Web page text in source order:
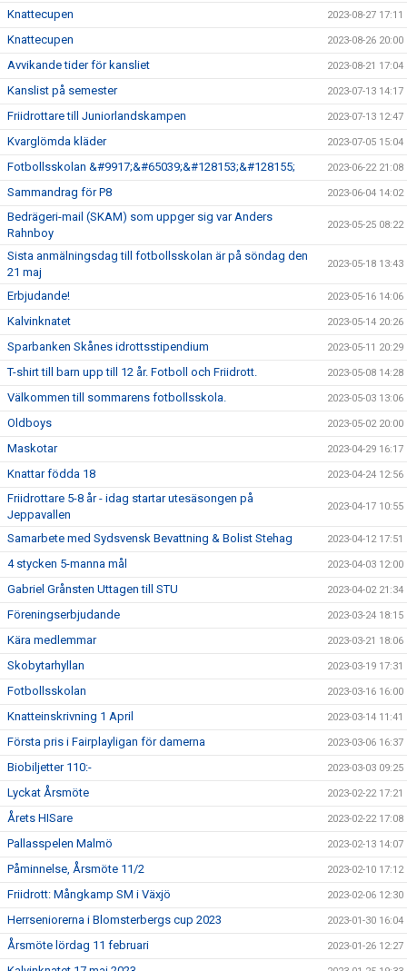
Knattecupen 2023-08-27 17:11
Knattecupen 2023-08-26 20:00
Avvikande tider för kansliet 2023-08-21 17:04
Kanslist på semester 2023-07-13 14:17
Friidrottare till Juniorlandskampen 2023-07-13 12:47
Kvarglömda kläder 2023-07-05 15:04
Fotbollsskolan &#9917;&#65039;&#128153;&#128155; 2023-06-22 21:08
Sammandrag för P8 2023-06-04 14:02
Bedrägeri-mail (SKAM) som uppger sig var Anders
Rahnboy
2023-05-25 08:22
Sista anmälningsdag till fotbollsskolan är på söndag den
21 maj
2023-05-18 13:43
Erbjudande! 2023-05-16 14:06
Kalvinknatet 2023-05-14 20:26
Sparbanken Skånes idrottsstipendium 2023-05-11 20:29
T-shirt till barn upp till 12 år. Fotboll och Friidrott. 2023-05-08 14:28
Välkommen till sommarens fotbollsskola. 2023-05-03 13:06
Oldboys 2023-05-02 20:00
Maskotar 2023-04-29 16:17
Knattar födda 18 2023-04-24 12:56
Friidrottare 5-8 år - idag startar utesäsongen på
Jeppavallen
2023-04-17 10:55
Samarbete med Sydsvensk Bevattning & Bolist Stehag 2023-04-12 17:51
4 stycken 5-manna mål 2023-04-03 12:00
Gabriel Grånsten Uttagen till STU 2023-04-02 21:34
Föreningserbjudande 2023-03-24 18:15
Kära medlemmar 2023-03-21 18:06
Skobytarhyllan 2023-03-19 17:31
Fotbollsskolan 2023-03-16 16:00
Knatteinskrivning 1 April 2023-03-14 11:41
Första pris i Fairplayligan för damerna 2023-03-06 16:37
Biobiljetter 110:- 2023-03-03 09:25
Lyckat Årsmöte 2023-02-22 17:21
Årets HISare 2023-02-22 17:08
Pallasspelen Malmö 2023-02-13 14:07
Påminnelse, Årsmöte 11/2 2023-02-10 17:12
Friidrott: Mångkamp SM i Växjö 2023-02-06 12:30
Herrseniorerna i Blomsterbergs cup 2023 2023-01-30 16:04
Årsmöte lördag 11 februari 2023-01-26 12:27